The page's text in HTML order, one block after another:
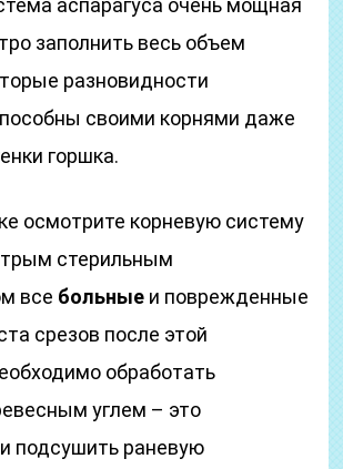
аспарагуса очень мощная
заполнить весь объем
разновидности
своими корнями даже
горшка.
осмотрите корневую систему
стерильным
все больные и поврежденные
срезов после этой
обработать
углем – это
подсушить раневую